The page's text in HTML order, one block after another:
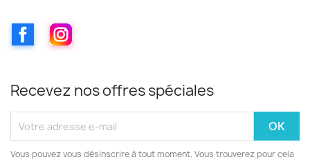
FacebookInstagram
Recevez nos offres spéciales
Vous pouvez vous désinscrire à tout moment. Vous trouverez pour cela